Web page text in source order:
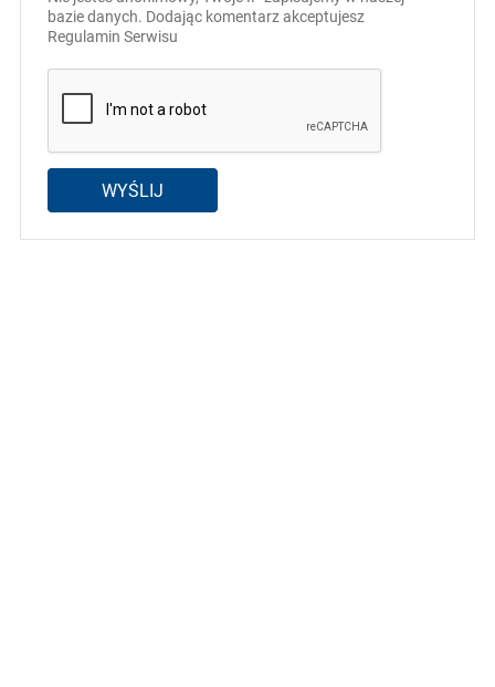
bazie danych. Dodając komentarz akceptujesz
Regulamin Serwisu
WYŚLIJ